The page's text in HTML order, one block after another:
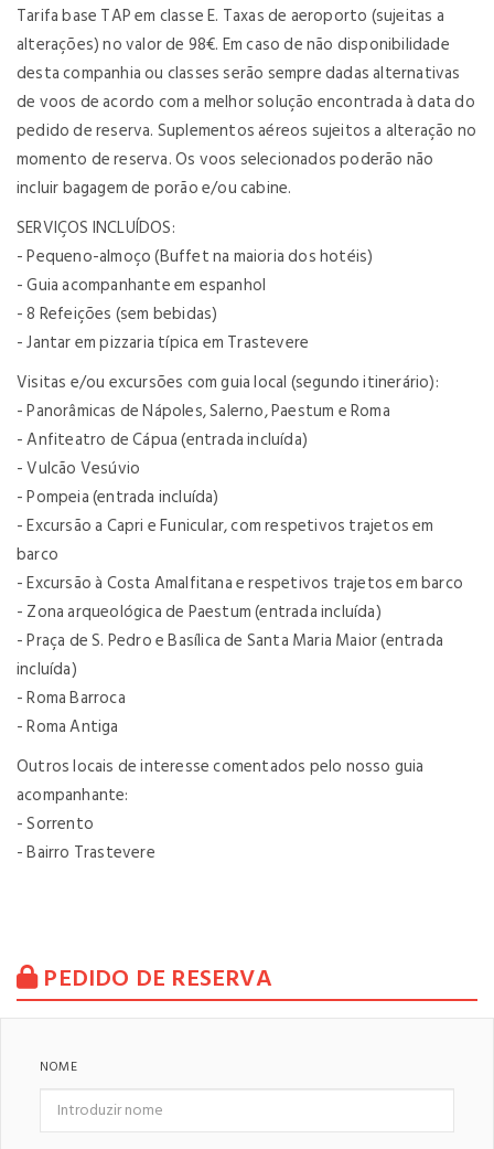
Tarifa base TAP em classe E. Taxas de aeroporto (sujeitas a
alterações) no valor de 98€. Em caso de não disponibilidade
desta companhia ou classes serão sempre dadas alternativas
de voos de acordo com a melhor solução encontrada à data do
pedido de reserva. Suplementos aéreos sujeitos a alteração no
momento de reserva. Os voos selecionados poderão não
incluir bagagem de porão e/ou cabine.
SERVIÇOS INCLUÍDOS:
- Pequeno-almoço (Buffet na maioria dos hotéis)
- Guia acompanhante em espanhol
- 8 Refeições (sem bebidas)
- Jantar em pizzaria típica em Trastevere
Visitas e/ou excursões com guia local (segundo itinerário):
- Panorâmicas de Nápoles, Salerno, Paestum e Roma
- Anfiteatro de Cápua (entrada incluída)
- Vulcão Vesúvio
- Pompeia (entrada incluída)
- Excursão a Capri e Funicular, com respetivos trajetos em
barco
- Excursão à Costa Amalfitana e respetivos trajetos em barco
- Zona arqueológica de Paestum (entrada incluída)
- Praça de S. Pedro e Basílica de Santa Maria Maior (entrada
incluída)
- Roma Barroca
- Roma Antiga
Outros locais de interesse comentados pelo nosso guia
acompanhante:
- Sorrento
- Bairro Trastevere
PEDIDO DE RESERVA
NOME